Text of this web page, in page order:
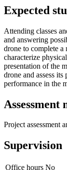
Expected
Attending classes
and answering
drone to complete a
characterize
presentation of the
drone and assess
performance in the
Assessment
Project assessment
Supervision
Office hours No